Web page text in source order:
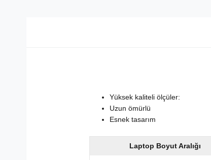
Yüksek kaliteli ölçüler:
Uzun ömürlü
Esnek tasarım
Laptop Boyut Aralığı